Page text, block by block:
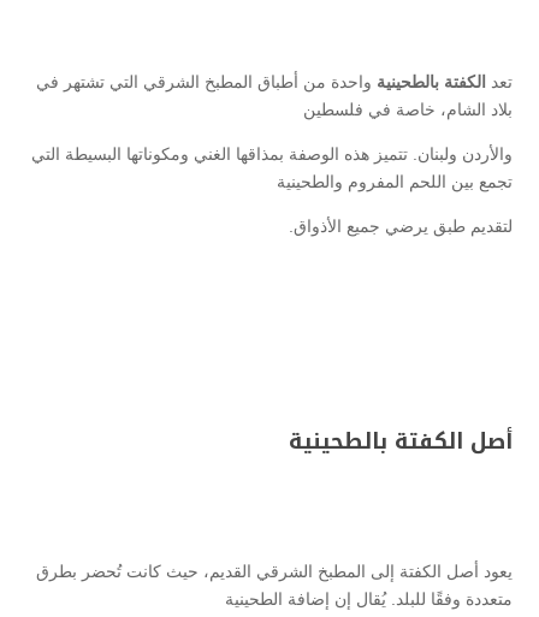
تعد الكفتة بالطحينية واحدة من أطباق المطبخ الشرقي التي تشتهر في
بلاد الشام، خاصة في فلسطين
والأردن ولبنان. تتميز هذه الوصفة بمذاقها الغني ومكوناتها البسيطة التي
تجمع بين اللحم المفروم والطحينية
لتقديم طبق يرضي جميع الأذواق.
أصل الكفتة بالطحينية
يعود أصل الكفتة إلى المطبخ الشرقي القديم، حيث كانت تُحضر بطرق
متعددة وفقًا للبلد. يُقال إن إضافة الطحينية